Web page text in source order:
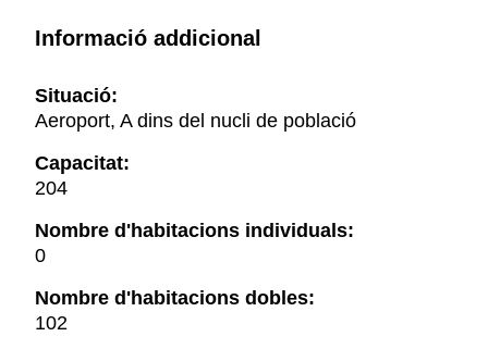
Informació addicional
Situació:
Aeroport, A dins del nucli de població
Capacitat:
204
Nombre d'habitacions individuals:
0
Nombre d'habitacions dobles:
102